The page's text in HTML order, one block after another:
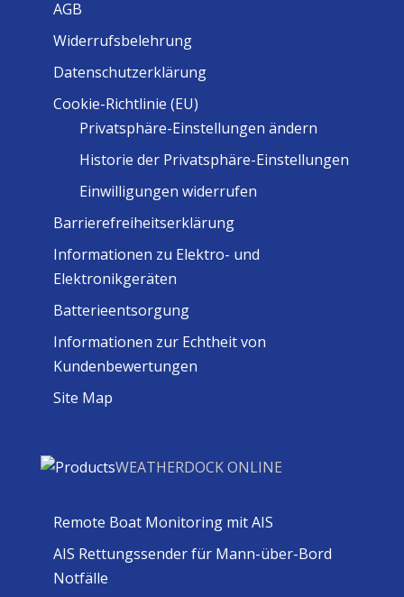
AGB
Widerrufsbelehrung
Datenschutzerklärung
Cookie-Richtlinie (EU)
Privatsphäre-Einstellungen ändern
Historie der Privatsphäre-Einstellungen
Einwilligungen widerrufen
Barrierefreiheitserklärung
Informationen zu Elektro- und
Elektronikgeräten
Batterieentsorgung
Informationen zur Echtheit von
Kundenbewertungen
Site Map
WEATHERDOCK ONLINE
Remote Boat Monitoring mit AIS
AIS Rettungssender für Mann-über-Bord
Notfälle